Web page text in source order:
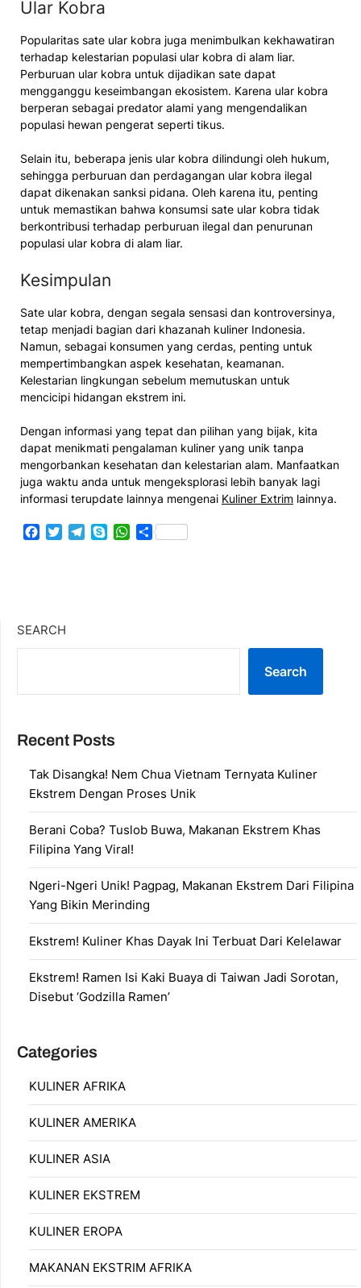
Ular Kobra
Popularitas sate ular kobra juga menimbulkan kekhawatiran
terhadap kelestarian populasi ular kobra di alam liar.
Perburuan ular kobra untuk dijadikan sate dapat
mengganggu keseimbangan ekosistem. Karena ular kobra
berperan sebagai predator alami yang mengendalikan
populasi hewan pengerat seperti tikus.
Selain itu, beberapa jenis ular kobra dilindungi oleh hukum,
sehingga perburuan dan perdagangan ular kobra ilegal
dapat dikenakan sanksi pidana. Oleh karena itu, penting
untuk memastikan bahwa konsumsi sate ular kobra tidak
berkontribusi terhadap perburuan ilegal dan penurunan
populasi ular kobra di alam liar.
Kesimpulan
Sate ular kobra, dengan segala sensasi dan kontroversinya,
tetap menjadi bagian dari khazanah kuliner Indonesia.
Namun, sebagai konsumen yang cerdas, penting untuk
mempertimbangkan aspek kesehatan, keamanan.
Kelestarian lingkungan sebelum memutuskan untuk
mencicipi hidangan ekstrem ini​.
Dengan informasi yang tepat dan pilihan yang bijak, kita
dapat menikmati pengalaman kuliner yang unik tanpa
mengorbankan kesehatan dan kelestarian alam. Manfaatkan
juga waktu anda untuk mengeksplorasi lebih banyak lagi
informasi terupdate lainnya mengenai Kuliner Extrim lainnya.
Facebook
TwitterTelegram
SkypeWhatsApp
Share
SEARCH
Search
Recent Posts
Tak Disangka! Nem Chua Vietnam Ternyata Kuliner
Ekstrem Dengan Proses Unik
Berani Coba? Tuslob Buwa, Makanan Ekstrem Khas
Filipina Yang Viral!
Ngeri-Ngeri Unik! Pagpag, Makanan Ekstrem Dari Filipina
Yang Bikin Merinding
Ekstrem! Kuliner Khas Dayak Ini Terbuat Dari Kelelawar
Ekstrem! Ramen Isi Kaki Buaya di Taiwan Jadi Sorotan,
Disebut ‘Godzilla Ramen’
Categories
KULINER AFRIKA
KULINER AMERIKA
KULINER ASIA
KULINER EKSTREM
KULINER EROPA
MAKANAN EKSTRIM AFRIKA